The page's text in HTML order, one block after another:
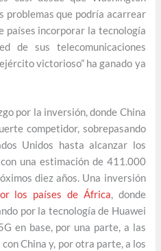
problemas que podría acarrear
países incorporar la tecnología
de sus telecomunicaciones
victorioso” ha ganado ya
por la inversión, donde China
competidor, sobrepasando
Unidos hasta alcanzar los
una estimación de 411.000
diez años. Una inversión
los países de África, donde
por la tecnología de Huawei
en base, por una parte, a las
China y, por otra parte, a los